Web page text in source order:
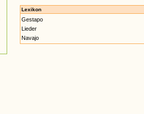
Lexikon
Gestapo
Lieder
Navajo